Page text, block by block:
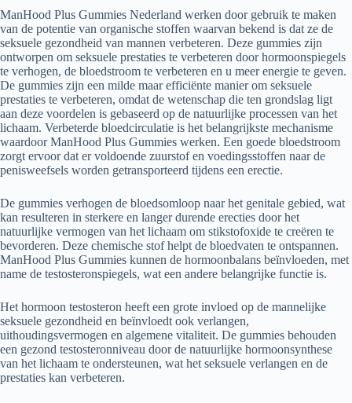
ManHood Plus Gummies Nederland werken door gebruik te maken
van de potentie van organische stoffen waarvan bekend is dat ze de
seksuele gezondheid van mannen verbeteren. Deze gummies zijn
ontworpen om seksuele prestaties te verbeteren door hormoonspiegels
te verhogen, de bloedstroom te verbeteren en u meer energie te geven.
De gummies zijn een milde maar efficiënte manier om seksuele
prestaties te verbeteren, omdat de wetenschap die ten grondslag ligt
aan deze voordelen is gebaseerd op de natuurlijke processen van het
lichaam. Verbeterde bloedcirculatie is het belangrijkste mechanisme
waardoor ManHood Plus Gummies werken. Een goede bloedstroom
zorgt ervoor dat er voldoende zuurstof en voedingsstoffen naar de
penisweefsels worden getransporteerd tijdens een erectie.
De gummies verhogen de bloedsomloop naar het genitale gebied, wat
kan resulteren in sterkere en langer durende erecties door het
natuurlijke vermogen van het lichaam om stikstofoxide te creëren te
bevorderen. Deze chemische stof helpt de bloedvaten te ontspannen.
ManHood Plus Gummies kunnen de hormoonbalans beïnvloeden, met
name de testosteronspiegels, wat een andere belangrijke functie is.
Het hormoon testosteron heeft een grote invloed op de mannelijke
seksuele gezondheid en beïnvloedt ook verlangen,
uithoudingsvermogen en algemene vitaliteit. De gummies behouden
een gezond testosteronniveau door de natuurlijke hormoonsynthese
van het lichaam te ondersteunen, wat het seksuele verlangen en de
prestaties kan verbeteren.